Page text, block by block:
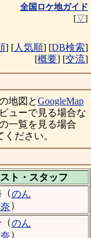
全国ロケ地ガイド
[▽]
] [人気順] [DB検索]
[概要] [交流]
地図とGoogleMap
ューで見る場合な
一覧を見る場合
ださい。
ト・ スタッフ
（のん
）
（のん
）